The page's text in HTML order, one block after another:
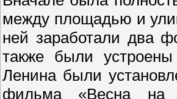
между площадью и
ней заработали два
также были
Ленина были
фильма «Весна на